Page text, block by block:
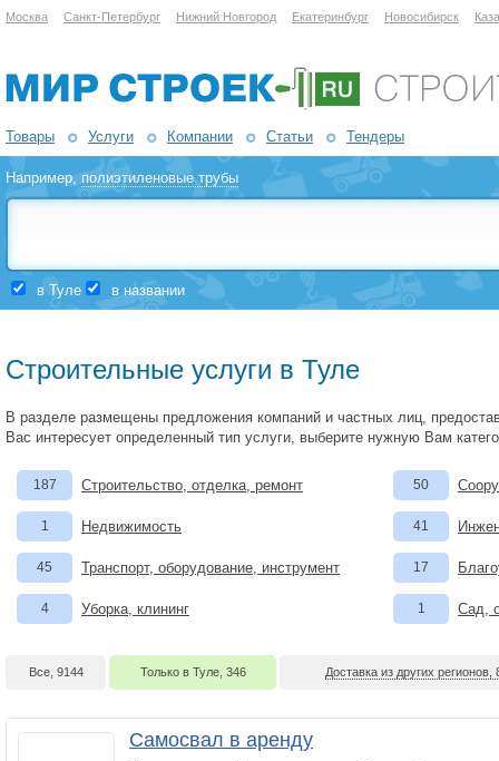
Москва Санкт-Петербург Нижний Новгород Екатеринбург Новосибирск
Товары Услуги Компании Статьи Тендеры
Например,полиэтиленовые трубы
в Туле в названии
Строительные услуги в Туле
В разделе размещены предложения компаний и частных лиц,
Вас интересует определенный тип услуги, выберите нужную Вам
187 Строительство, отделка, ремонт
1 Недвижимость
45 Транспорт, оборудование, инструмент
4 Уборка, клининг
50
41
17
1 Сад,
Все, 9144 Только в Туле, 346 Доставка из других регионов,
Самосвал в аренду